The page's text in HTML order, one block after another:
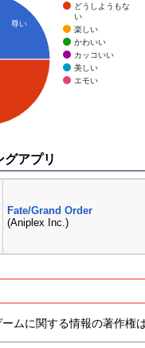
どうしようもな
い
楽しい
かわいい
カッコいい
美しい
エモい
尊い
グアプリ
Fate/Grand Order
(Aniplex Inc.)
ムに関する情報の著作権